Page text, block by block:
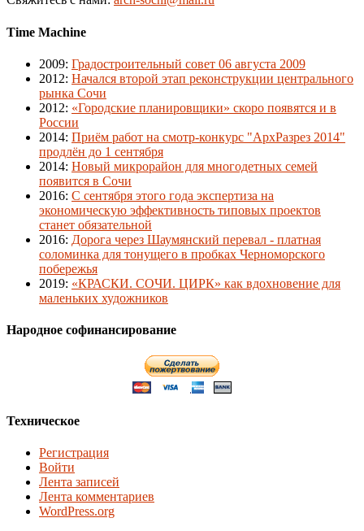
Time Machine
2009: Градостроительный совет 06 августа 2009
2012: Начался второй этап реконструкции центрального
рынка Сочи
2012: «Городские планировщики» скоро появятся и в
России
2014: Приём работ на смотр-конкурс "АрхРазрез 2014"
продлён до 1 сентября
2014: Новый микрорайон для многодетных семей
появится в Сочи
2016: С сентября этого года экспертиза на
экономическую эффективность типовых проектов
станет обязательной
2016: Дорога через Шаумянский перевал - платная
соломинка для тонущего в пробках Черноморского
побережья
2019: «КРАСКИ. СОЧИ. ЦИРК» как вдохновение для
маленьких художников
Народное софинансирование
Техническое
Регистрация
Войти
Лента записей
Лента комментариев
WordPress.org